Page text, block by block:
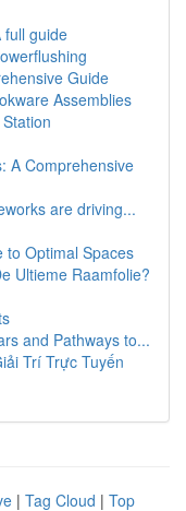
full guide
Guide
Assemblies
A Comprehensive
are driving...
to Optimal Spaces
Ultieme Raamfolie?
and Pathways to...
Trí Trực Tuyến
| Tag Cloud | Top